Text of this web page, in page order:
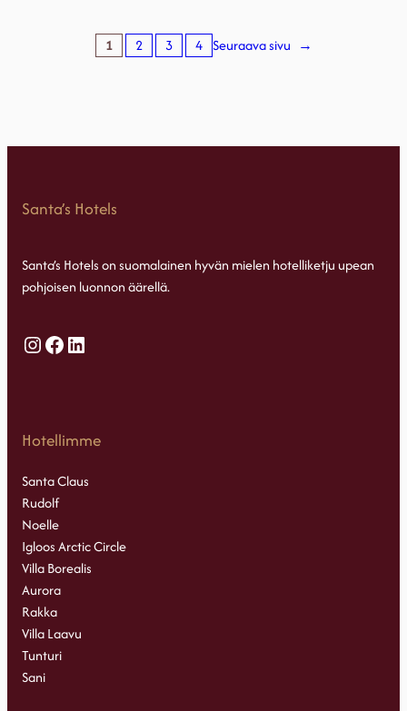
1 2 3 4 Seuraava sivu →
Santa’s Hotels
Santa’s Hotels on suomalainen hyvän mielen hotelliketju upean
pohjoisen luonnon äärellä.
Instagram
Facebook
LinkedIn
Hotellimme
Santa Claus
Rudolf
Noelle
Igloos Arctic Circle
Villa Borealis
Aurora
Rakka
Villa Laavu
Tunturi
Sani